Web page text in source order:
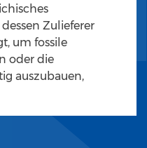
Zulieferer
um fossile
oder die
auszubauen,